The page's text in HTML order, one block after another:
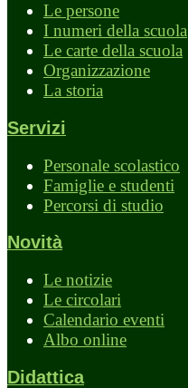
Le persone
I numeri della scuola
Le carte della scuola
Organizzazione
La storia
Servizi
Personale scolastico
Famiglie e studenti
Percorsi di studio
Novità
Le notizie
Le circolari
Calendario eventi
Albo online
Didattica